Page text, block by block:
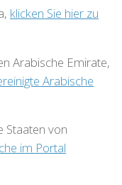
klicken Sie hier zu
Arabische Emirate,
Arabische
Staaten von
im Portal